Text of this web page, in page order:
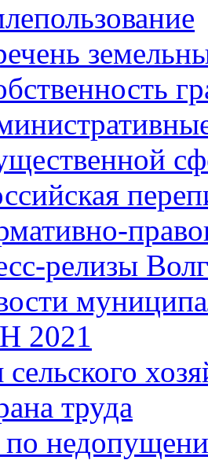
релизы
2021
труда